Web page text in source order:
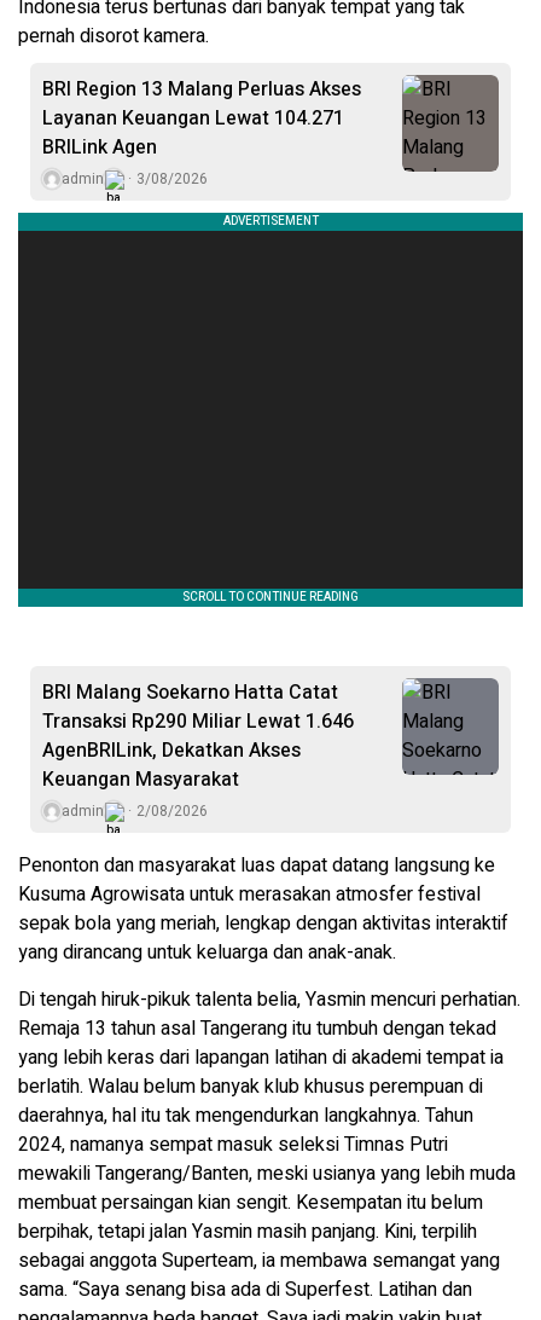
Indonesia terus bertunas dari banyak tempat yang tak
pernah disorot kamera.
BRI Region 13 Malang Perluas Akses
Layanan Keuangan Lewat 104.271
BRILink Agen
admin 3/08/2026
BRI Malang Soekarno Hatta Catat
Transaksi Rp290 Miliar Lewat 1.646
AgenBRILink, Dekatkan Akses
Keuangan Masyarakat
admin 2/08/2026
Penonton dan masyarakat luas dapat datang langsung ke
Kusuma Agrowisata untuk merasakan atmosfer festival
sepak bola yang meriah, lengkap dengan aktivitas interaktif
yang dirancang untuk keluarga dan anak-anak.
Di tengah hiruk-pikuk talenta belia, Yasmin mencuri perhatian.
Remaja 13 tahun asal Tangerang itu tumbuh dengan tekad
yang lebih keras dari lapangan latihan di akademi tempat ia
berlatih. Walau belum banyak klub khusus perempuan di
daerahnya, hal itu tak mengendurkan langkahnya. Tahun
2024, namanya sempat masuk seleksi Timnas Putri
mewakili Tangerang/Banten, meski usianya yang lebih muda
membuat persaingan kian sengit. Kesempatan itu belum
berpihak, tetapi jalan Yasmin masih panjang. Kini, terpilih
sebagai anggota Superteam, ia membawa semangat yang
sama. “Saya senang bisa ada di Superfest. Latihan dan